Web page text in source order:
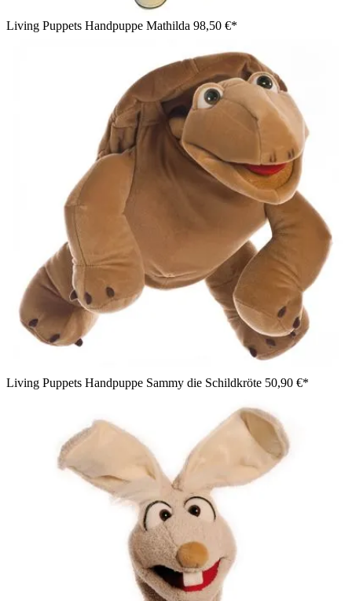
Living Puppets Handpuppe Mathilda 98,50 €*
Living Puppets Handpuppe Sammy die Schildkröte 50,90 €*